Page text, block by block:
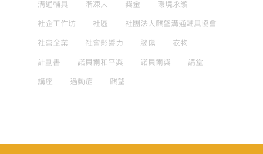
溝通輔具 漸凍人 獎金 環境永續
社企工作坊 社區 社團法人麒望溝通輔具協會
社會企業 社會影響力 腦傷 衣物
計劃書 諾貝爾和平獎 諾貝爾獎 講堂
講座 過動症 麒望